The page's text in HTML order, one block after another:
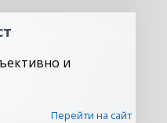
и
Перейти на сайт